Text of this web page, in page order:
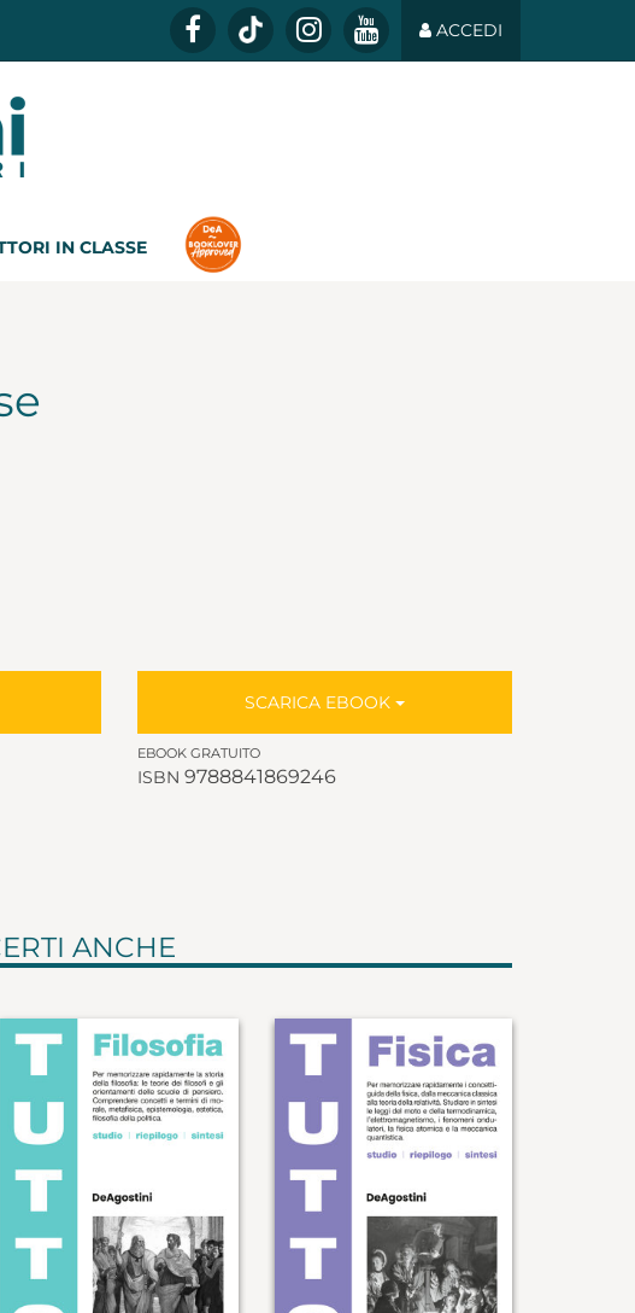
ACCEDI
IN CLASSE
SCARICA EBOOK
EBOOK GRATUITO
ISBN 9788841869246
ANCHE